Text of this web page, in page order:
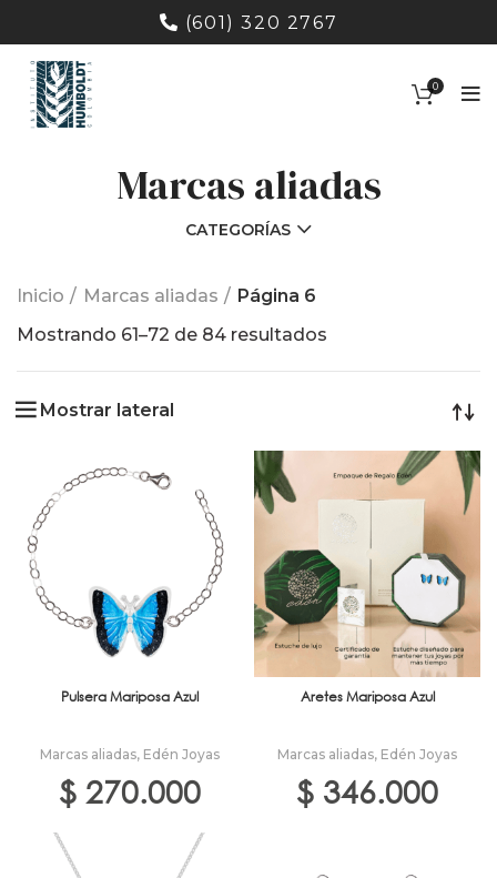
(601) 320 2767
0
Marcas aliadas
CATEGORÍAS
Inicio Marcas aliadas
Página 6
Mostrando 61–72 de 84 resultados
Mostrar lateral
Pulsera Mariposa Azul
Marcas aliadas, Edén Joyas
$ 270.000
Aretes Mariposa Azul
Marcas aliadas, Edén Joyas
$ 346.000